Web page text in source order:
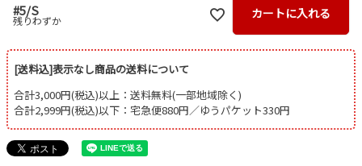
#5/S
残りわずか カートに入れる
[送料込]表示なし商品の送料について
合計3,000円(税込)以上：送料無料(一部地域除く)
合計2,999円(税込)以下：宅急便880円／ゆうパケット330円